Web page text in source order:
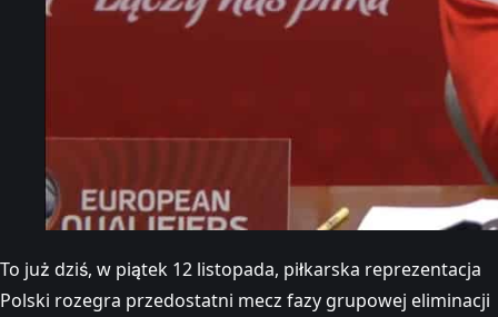
To już dziś, w piątek 12 listopada, piłkarska reprezentacja
Polski rozegra przedostatni mecz fazy grupowej eliminacji